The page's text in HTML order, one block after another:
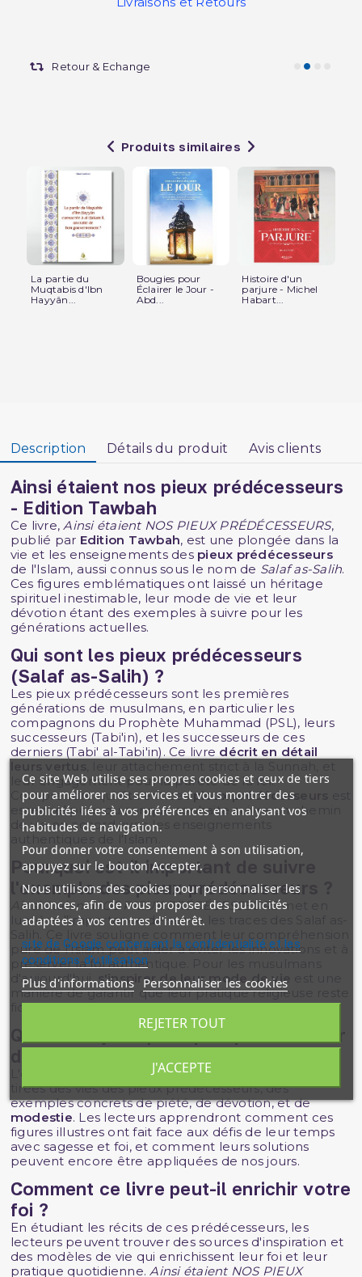
Retour & Echange
Produits similaires
La partie du
Muqtabis d'Ibn
Hayyân...
Bougies pour
Éclairer le Jour -
Abd...
Histoire d'un
parjure - Michel
Habart...
Description Détails du produit Avis clients
Ainsi étaient nos pieux prédécesseurs
- Edition Tawbah
Ce livre,Ainsi étaient NOS PIEUX PRÉDÉCESSEURS,
publié par Edition Tawbah, est une plongée dans la
vie et les enseignements des pieux prédécesseurs
de l'Islam, aussi connus sous le nom de Salaf as-Salih.
Ces figures emblématiques ont laissé un héritage
spirituel inestimable, leur mode de vie et leur
dévotion étant des exemples à suivre pour les
générations actuelles.
Qui sont les pieux prédécesseurs
(Salaf as-Salih) ?
Les pieux prédécesseurs sont les premières
générations de musulmans, en particulier les
compagnons du Prophète Muhammad (PSL), leurs
successeurs (Tabi'in), et les successeurs de ces
derniers (Tabi' al-Tabi'in). Ce livre décrit en détail
leur engagement pour la pureté de la foi.
Comprendre qui étaient ces pieux prédécesseurs
essentiel pour quiconque souhaite suivre un chemin
de vie en accord avec les enseignements
authentiques de l'Islam.
Pourquoi est-il important de suivre
l'exemple des pieux prédécesseurs ?
Ainsi étaient NOS PIEUX PRÉDÉCESSEURSmet en
lumière l'importance de suivre les traces des Salaf as-
pure de l'Islam peut aider à éviter les innovations et à
préserver la foi authentique. Pour les musulmans
d'aujourd'hui,s'inspirer de leur mode de vie
manière de garantir que leur pratique religieuse reste
fidèle aux enseignements originaux.
Quelles leçons pratiques peut-on tirer
L'ouvrage offre de nombreuses
tirées des vies des pieux prédécesseurs, des
exemples concrets de piété, de dévotion, et de
modestie. Les lecteurs apprendront comment ces
figures illustres ont fait face aux défis de leur temps
avec sagesse et foi, et comment leurs solutions
peuvent encore être appliquées de nos jours.
Comment ce livre peut-il enrichir votre
foi ?
En étudiant les récits de ces prédécesseurs, les
lecteurs peuvent trouver des sources d'inspiration et
des modèles de vie qui enrichissent leur foi et leur
pratique quotidienne.Ainsi étaient NOS PIEUX
Ce site Web utilise ses propres cookies et ceux de tiers
pour améliorer nos services et vous montrer des
publicités liées à vos préférences en analysant vos
habitudes de navigation.
Pour donner votre consentement à son utilisation,
appuyez sur le bouton Accepter.
Nous utilisons des cookies pour personnaliser les
annonces, afin de vous proposer des publicités
adaptées à vos centres d'intérêt.
site de Google concernant la confidentialité et les
conditions d'utilisation
Plus d'informations Personnaliser les cookies
REJETER TOUT
J'ACCEPTE